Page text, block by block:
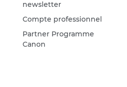
newsletter
Compte professionnel
Partner Programme
Canon